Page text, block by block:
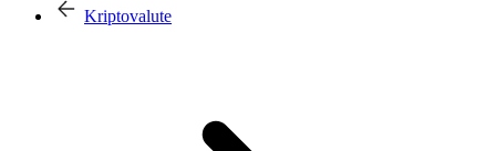
Kriptovalute